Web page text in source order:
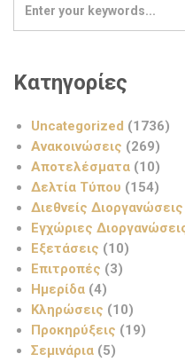
Κατηγορίες
Uncategorized (1736)
Ανακοινώσεις (269)
Αποτελέσματα (10)
Δελτία Τύπου (154)
Διεθνείς Διοργανώσεις
Εγχώριες
Εξετάσεις (10)
Επιτροπές (3)
Ημερίδα (4)
Κληρώσεις (10)
Προκηρύξεις (19)
Σεμινάρια (5)